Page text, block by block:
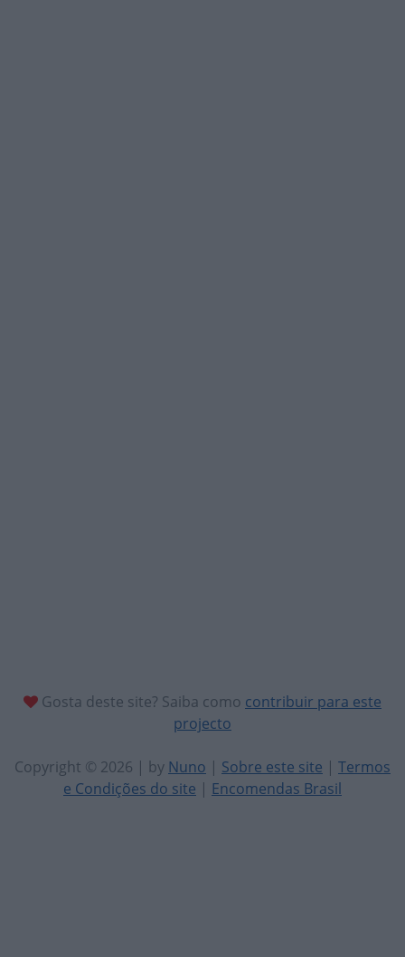
Gosta deste site? Saiba como contribuir para este
projecto
Copyright © 2026 | by Nuno | Sobre este site | Termos
e Condições do site | Encomendas Brasil